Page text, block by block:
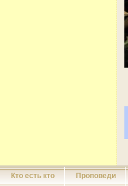
Кто есть кто Проповеди